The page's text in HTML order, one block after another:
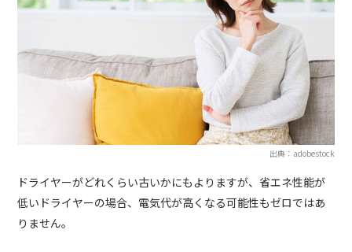
出典：adobestock
ドライヤーがどれくらい古いかにもよりますが、省エネ性能が
低いドライヤーの場合、電気代が高くなる可能性もゼロではあ
りません。